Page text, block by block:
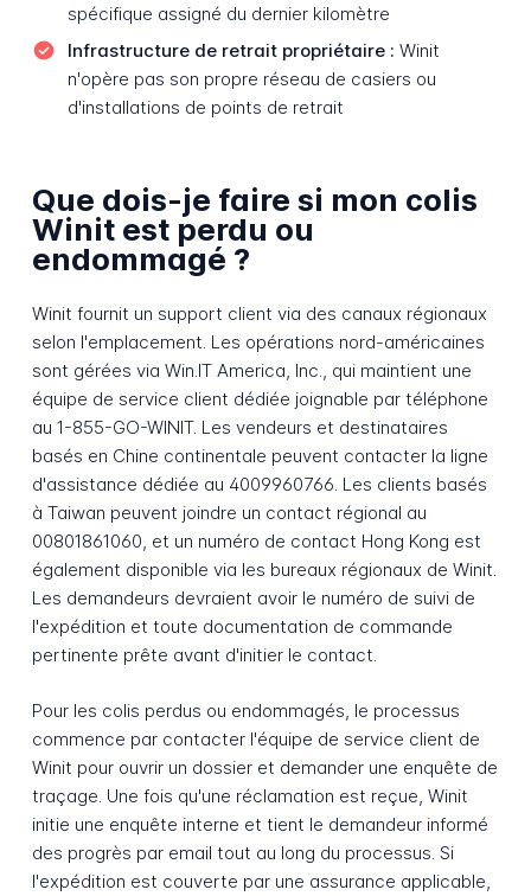
spécifique assigné du dernier kilomètre
Infrastructure de retrait propriétaire : Winit
n'opère pas son propre réseau de casiers ou
d'installations de points de retrait
Que dois-je faire si mon colis
Winit est perdu ou
endommagé ?
Winit fournit un support client via des canaux régionaux
selon l'emplacement. Les opérations nord-américaines
sont gérées via Win.IT America, Inc., qui maintient une
équipe de service client dédiée joignable par téléphone
au 1-855-GO-WINIT. Les vendeurs et destinataires
basés en Chine continentale peuvent contacter la ligne
d'assistance dédiée au 4009960766. Les clients basés
à Taiwan peuvent joindre un contact régional au
00801861060, et un numéro de contact Hong Kong est
également disponible via les bureaux régionaux de Winit.
Les demandeurs devraient avoir le numéro de suivi de
l'expédition et toute documentation de commande
pertinente prête avant d'initier le contact.
Pour les colis perdus ou endommagés, le processus
commence par contacter l'équipe de service client de
Winit pour ouvrir un dossier et demander une enquête de
traçage. Une fois qu'une réclamation est reçue, Winit
initie une enquête interne et tient le demandeur informé
des progrès par email tout au long du processus. Si
l'expédition est couverte par une assurance applicable,